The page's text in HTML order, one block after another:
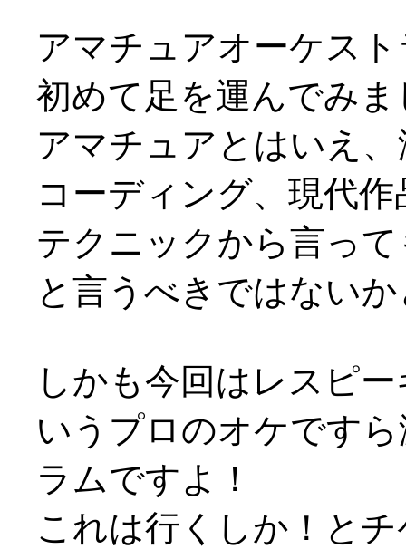
アマチュアオーケス
初めて足を運んでみま
アマチュアとはいえ
コーディング、現代
テクニックから言っ
と言うべきではない
しかも今回はレスピ
いうプロのオケです
ラムですよ！
これは行くしか！と